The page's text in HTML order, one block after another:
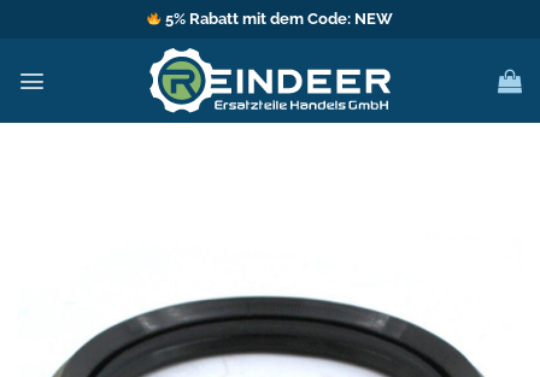
springen
5% Rabatt mit dem Code: NEW